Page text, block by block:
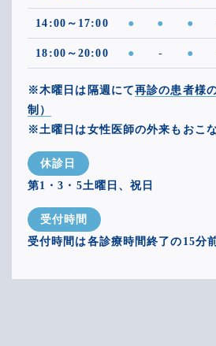
14:00～17:00 ● ● ●
18:00～20:00 ● - ●
※木曜日は隔週にて再診の患者様
制）
※土曜日は女性医師の外来もおこ
休診日
第1・3・5土曜日、祝日
受付時間
受付時間は各診療時間終了の15分